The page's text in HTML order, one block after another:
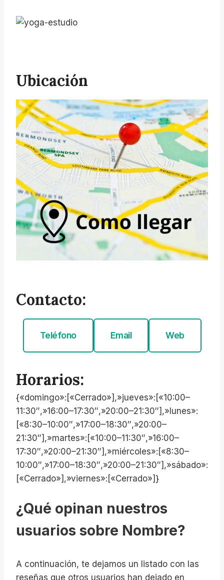
Ubicación
Contacto:
Teléfono Email Web
Horarios:
{«domingo»:[«Cerrado»],»jueves»:[«10:00–
11:30″,»16:00–17:30″,»20:00–21:30″],»lunes»:
[«8:30–10:00″,»17:00–18:30″,»20:00–
21:30″],»martes»:[«10:00–11:30″,»16:00–
17:30″,»20:00–21:30″],»miércoles»:[«8:30–
10:00″,»17:00–18:30″,»20:00–21:30″],»sábado»:
[«Cerrado»],»viernes»:[«Cerrado»]}
¿Qué opinan nuestros
usuarios sobre Nombre?
A continuación, te dejamos un listado con las
reseñas que otros usuarios han dejado en